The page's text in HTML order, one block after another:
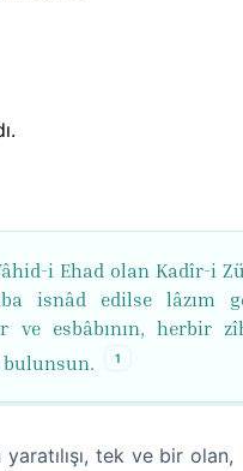
i Ehad olan Kadîr-i
isnâd edilse lâzım
ve esbâbının, herbir
1
tek ve bir olan,